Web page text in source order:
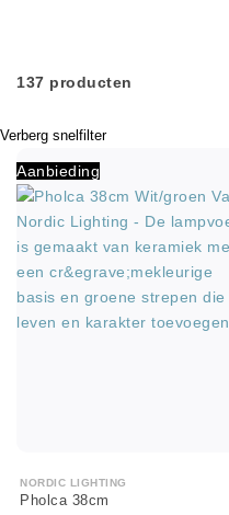
137 producten
Verberg snelfilter
Aanbieding
NORDIC LIGHTING
Pholca 38cm